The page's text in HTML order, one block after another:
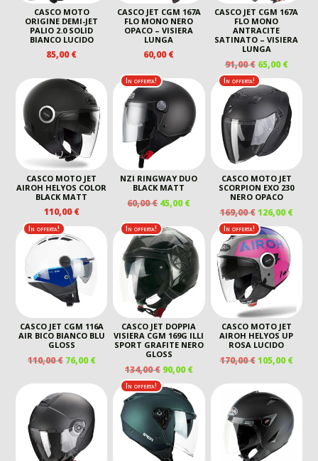
CASCO MOTO
ORIGINE DEMI-JET
PALIO 2.0 SOLID
BIANCO LUCIDO
85,00€
CASCO JET CGM 167A
FLO MONO NERO
OPACO – VISIERA
LUNGA
60,00€
CASCO JET CGM 167A
FLO MONO
ANTRACITE
SATINATO – VISIERA
LUNGA
91,00€ IL
PREZZO
ORIGINALE
ERA:
91,00 €.
65,00€IL
È:
65,00
CASCO MOTO JET
AIROH HELYOS COLOR
BLACK MATT
110,00€
In offerta!
NZI RINGWAY DUO
BLACK MATT
60,00€ IL
ORIGINALE
ERA:
60,00 €.
45,00€IL
PREZZO
ATTUALE
È:
45,00 €.
In offerta!
CASCO MOTO JET
SCORPION EXO 230
NERO OPACO
169,00€ IL
PREZZO
ORIGINALE
ERA:
169,00 €.
126,00€IL
In offerta!
CASCO JET CGM 116A
AIR BICO BIANCO BLU
GLOSS
110,00€ IL
ORIGINALE
ERA:
110,00 €.
76,00€IL
PREZZO
ATTUALE
76,00 €.
In offerta!
CASCO JET DOPPIA
VISIERA CGM 169G ILLI
SPORT GRAFITE NERO
GLOSS
134,00€ IL
PREZZO
ORIGINALE
ERA:
134,00 €.
90,00€IL
PREZZO
ATTUALE
È:
90,00 €.
In offerta!
CASCO MOTO JET
AIROH HELYOS UP
ROSA LUCIDO
170,00€ IL
ORIGINALE
ERA:
170,00 €.
105,00€IL
In offerta!